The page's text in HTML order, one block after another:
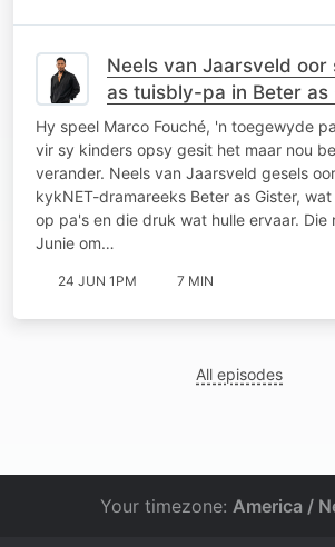
Neels van Jaarsveld oor
as tuisbly-pa in Beter as
Hy speel Marco Fouché, 'n toegewyde
vir sy kinders opsy gesit het maar nou
verander. Neels van Jaarsveld gesels
kykNET-dramareeks Beter as Gister,
op pa's en die druk wat hulle ervaar. Die
Junie om…
24 JUN 1PM 7 MIN
All episodes
Your timezone: America /